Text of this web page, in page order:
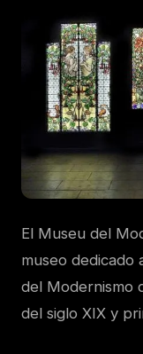
El Museu del
museo dedicado
del Modernismo
del siglo XIX y